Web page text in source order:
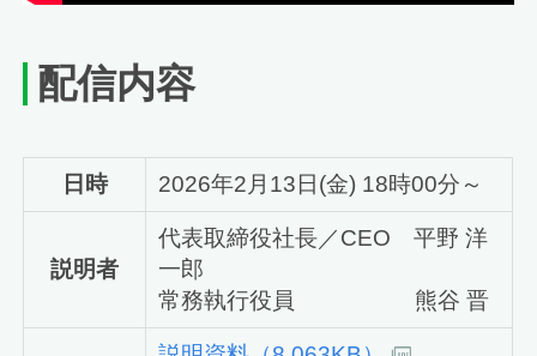
配信内容
日時 2026年2月13日(金) 18時00分～
説明者
代表取締役社長／CEO 平野 洋
一郎
常務執行役員 熊谷 晋